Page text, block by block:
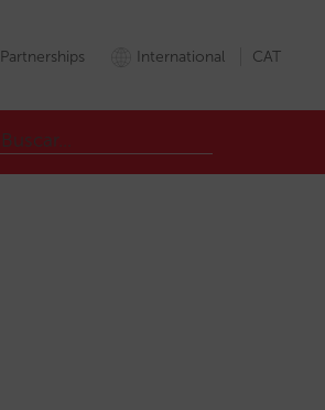
Partnerships International CAT